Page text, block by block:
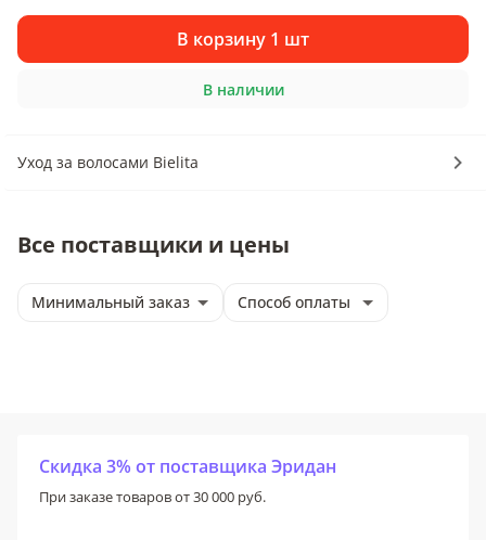
В корзину 1 шт
В наличии
Уход за волосами Bielita
Все поставщики и цены
Минимальный заказ Способ оплаты
Скидка 3% от поставщика Эридан
При заказе товаров от 30 000 руб.